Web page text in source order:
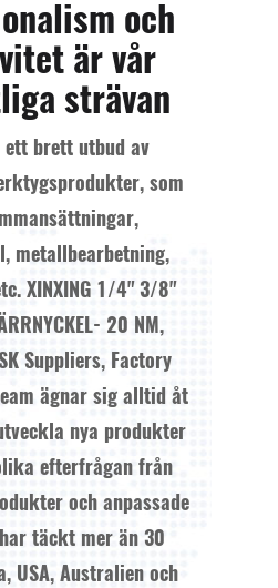
och
är vår
strävan
ett brett utbud av
som
metallbearbetning,
XINXING 1/4" 3/8"
20 NM,
Suppliers, Factory
ägnar sig alltid åt
nya produkter
efterfrågan från
och anpassade
täckt mer än 30
USA, Australien och